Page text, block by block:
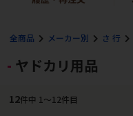
全商品 メーカー別 さ 行
ヤドカリ用品
12件中 1〜12件目